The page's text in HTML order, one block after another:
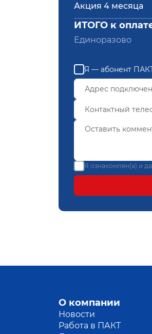
Акция 4 месяца
ИТОГО к
Единоразово
Я — абонент
Я ознакомлен(а) и
О компании
Новости
Работа в ПАКТ